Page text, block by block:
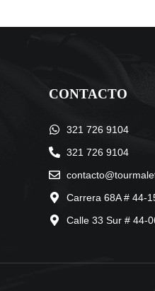
CONTACTO
321 726 9104
321 726 9104
Carrera 68A # 44-
Calle 33 Sur # 44-